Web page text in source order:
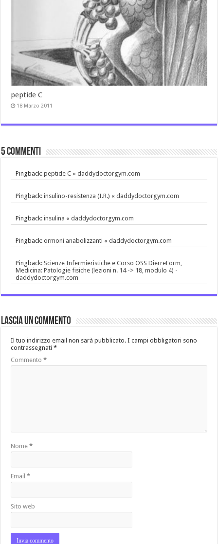
peptide C
18 Marzo 2011
5 commenti
Pingback:peptide C « daddydoctorgym.com
Pingback:insulino-resistenza (I.R.) « daddydoctorgym.com
Pingback:insulina « daddydoctorgym.com
Pingback:ormoni anabolizzanti « daddydoctorgym.com
Pingback:Scienze Infermieristiche e Corso OSS DierreForm,
Medicina: Patologie fisiche (lezioni n. 14 -> 18, modulo 4) -
daddydoctorgym.com
Lascia un commento
Il tuo indirizzo email non sarà pubblicato. I campi obbligatori sono
contrassegnati*
Commento*
Nome*
Email*
Sito web